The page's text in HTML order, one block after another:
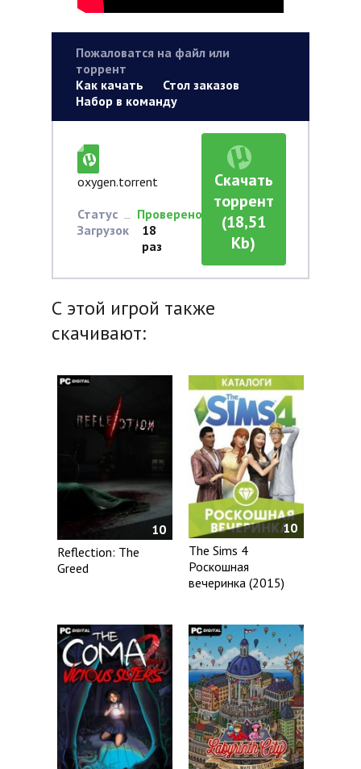
Пожаловатся на файл или
торрент
Как качать
Стол заказов
Набор в команду
oxygen.torrent
Статус
Проверено
Загрузок
18
раз
Скачать
торрент
(18,51
Kb)
С этой игрой также
скачивают:
10
Reflection: The
Greed
10
The Sims 4
Роскошная
вечеринка (2015)